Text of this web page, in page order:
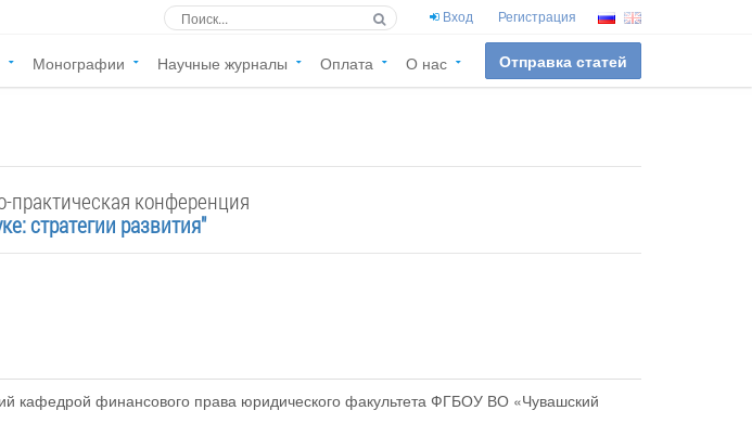
Вход Регистрация
Монографии Научные журналы Оплата О нас Отправка статей
практическая конференция
стратегии развития"
кафедрой финансового права юридического факультета ФГБОУ ВО «Чувашский